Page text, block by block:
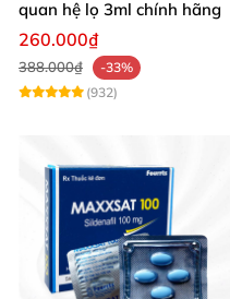
quan hệ lọ 3ml chính hãng
260.000₫
388.000₫
-33%
(932)